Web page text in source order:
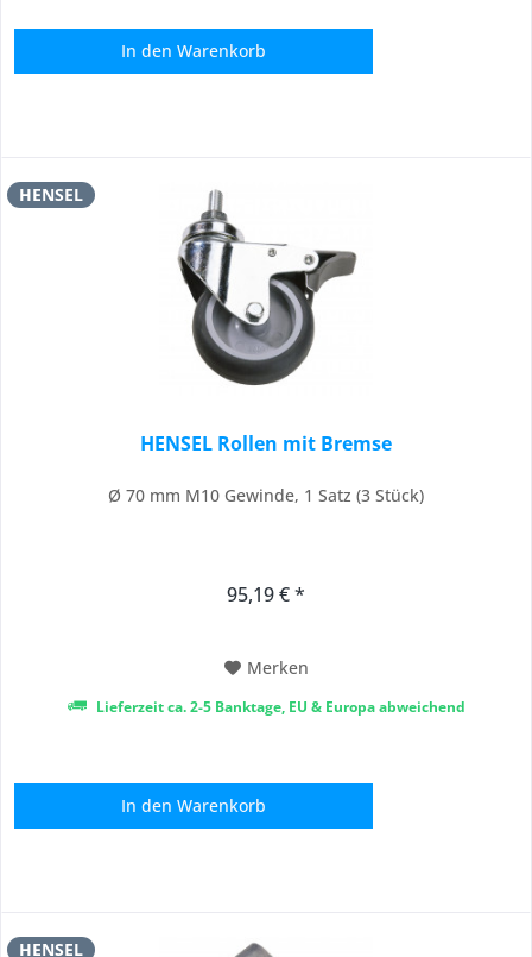
In den Warenkorb
HENSEL
HENSEL Rollen mit Bremse
Ø 70 mm M10 Gewinde, 1 Satz (3 Stück)
95,19 € *
Merken
Lieferzeit ca. 2-5 Banktage, EU & Europa abweichend
In den Warenkorb
HENSEL